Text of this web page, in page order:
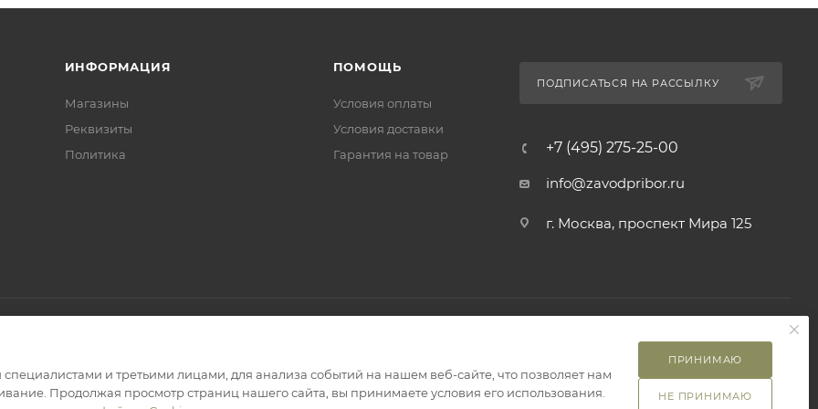
ИНФОРМАЦИЯ
Магазины
Реквизиты
Политика
ПОМОЩЬ
Условия оплаты
Условия доставки
Гарантия на товар
ПОДПИСАТЬСЯ НА РАССЫЛКУ
+7 (495) 275-25-00
info@zavodpribor.ru
г. Москва, проспект Мира 125
и третьими лицами, для анализа событий на нашем веб-сайте, что позволяет нам
Продолжая просмотр страниц нашего сайта, вы принимаете условия его использования.
ПРИНИМАЮ
НЕ ПРИНИМАЮ